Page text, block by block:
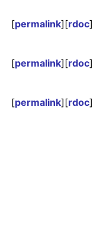
[permalink][rdoc]
[permalink][rdoc]
[permalink][rdoc]